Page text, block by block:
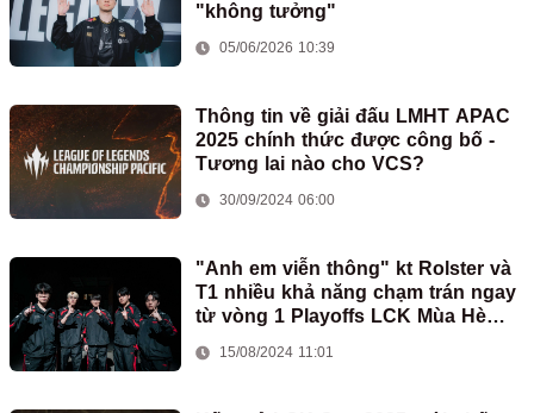
"không tưởng"
05/06/2026 10:39
Thông tin về giải đấu LMHT APAC
2025 chính thức được công bố -
Tương lai nào cho VCS?
30/09/2024 06:00
"Anh em viễn thông" kt Rolster và
T1 nhiều khả năng chạm trán ngay
từ vòng 1 Playoffs LCK Mùa Hè
2024
15/08/2024 11:01